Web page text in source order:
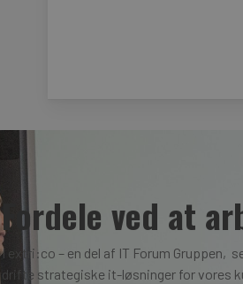
Fordele ved at
I extri:co – en del af IT Forum Gruppen,
drifte strategiske it-løsninger for vores